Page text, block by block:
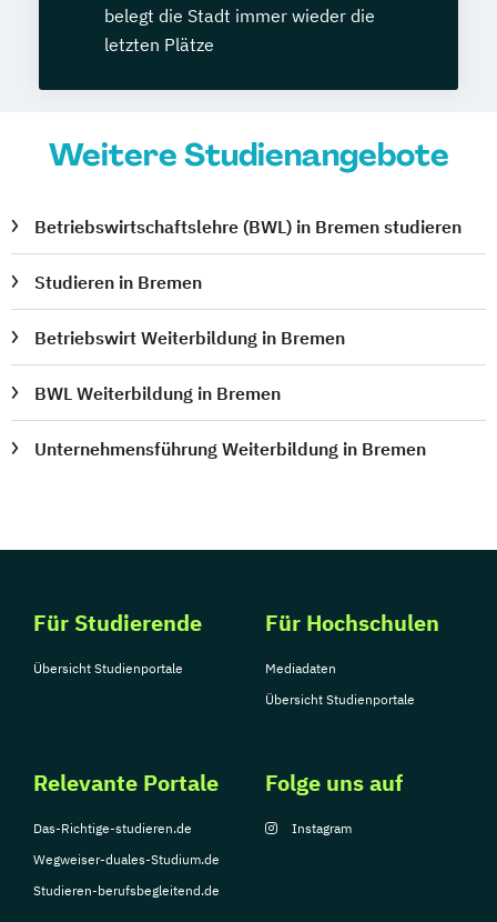
belegt die Stadt immer wieder die
letzten Plätze
Weitere Studienangebote
Betriebswirtschaftslehre (BWL) in Bremen studieren
Studieren in Bremen
Betriebswirt Weiterbildung in Bremen
BWL Weiterbildung in Bremen
Unternehmensführung Weiterbildung in Bremen
Für Studierende
Übersicht Studienportale
Für Hochschulen
Mediadaten
Übersicht Studienportale
Relevante Portale
Das-Richtige-studieren.de
Wegweiser-duales-Studium.de
Studieren-berufsbegleitend.de
Folge uns auf
Instagram